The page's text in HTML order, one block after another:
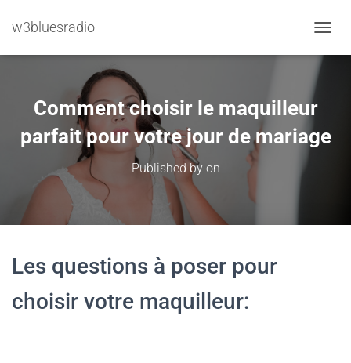
w3bluesradio
Comment choisir le maquilleur
parfait pour votre jour de mariage
Published by on
Les questions à poser pour
choisir votre maquilleur: